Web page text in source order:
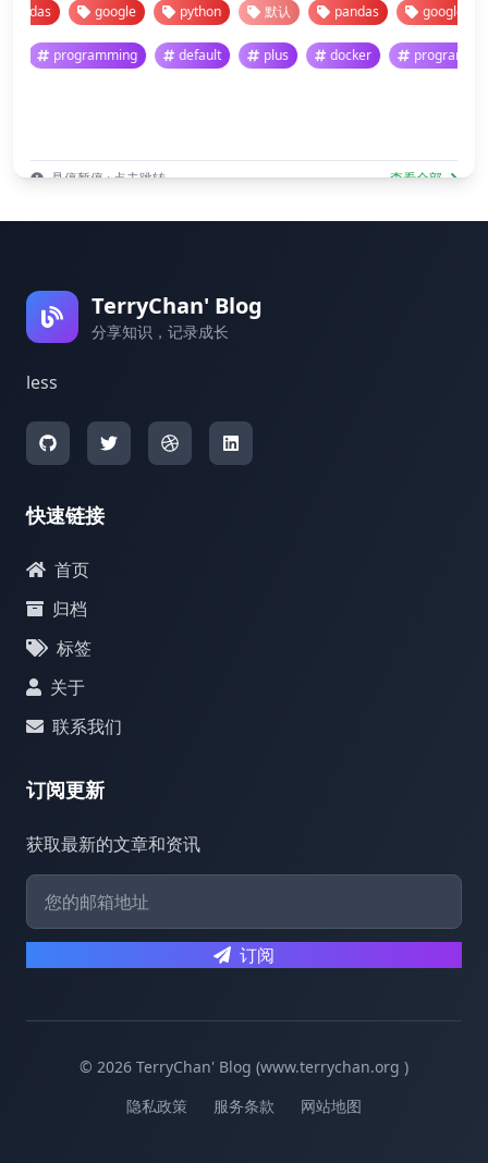
google python 默认 pandas google python
programming default plus docker
悬停暂停 · 点击跳转 查看全部
TerryChan' Blog
分享知识，记录成长
less
快速链接
首页
归档
标签
关于
联系我们
订阅更新
获取最新的文章和资讯
订阅
© 2026 TerryChan' Blog (www.terrychan.org )
隐私政策
服务条款 网站地图